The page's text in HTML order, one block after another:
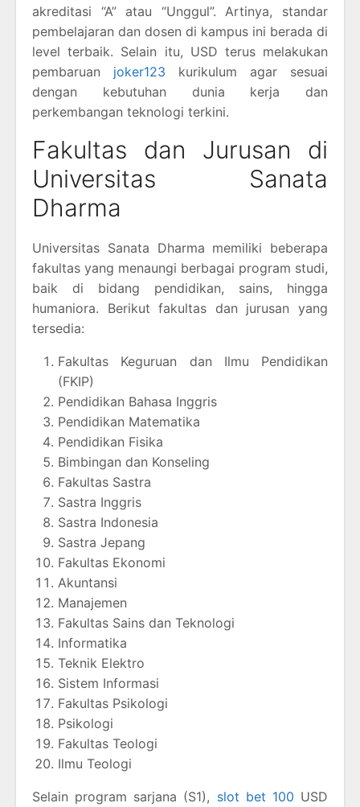
akreditasi “A” atau “Unggul”. Artinya, standar
pembelajaran dan dosen di kampus ini berada di
level terbaik. Selain itu, USD terus melakukan
pembaruan joker123 kurikulum agar sesuai
dengan kebutuhan dunia kerja dan
perkembangan teknologi terkini.
Fakultas dan Jurusan di
Universitas Sanata
Dharma
Universitas Sanata Dharma memiliki beberapa
fakultas yang menaungi berbagai program studi,
baik di bidang pendidikan, sains, hingga
humaniora. Berikut fakultas dan jurusan yang
tersedia:
Fakultas Keguruan dan Ilmu Pendidikan
(FKIP)
Pendidikan Bahasa Inggris
Pendidikan Matematika
Pendidikan Fisika
Bimbingan dan Konseling
Fakultas Sastra
Sastra Inggris
Sastra Indonesia
Sastra Jepang
Fakultas Ekonomi
Akuntansi
Manajemen
Fakultas Sains dan Teknologi
Informatika
Teknik Elektro
Sistem Informasi
Fakultas Psikologi
Psikologi
Fakultas Teologi
Ilmu Teologi
Selain program sarjana (S1), slot bet 100 USD